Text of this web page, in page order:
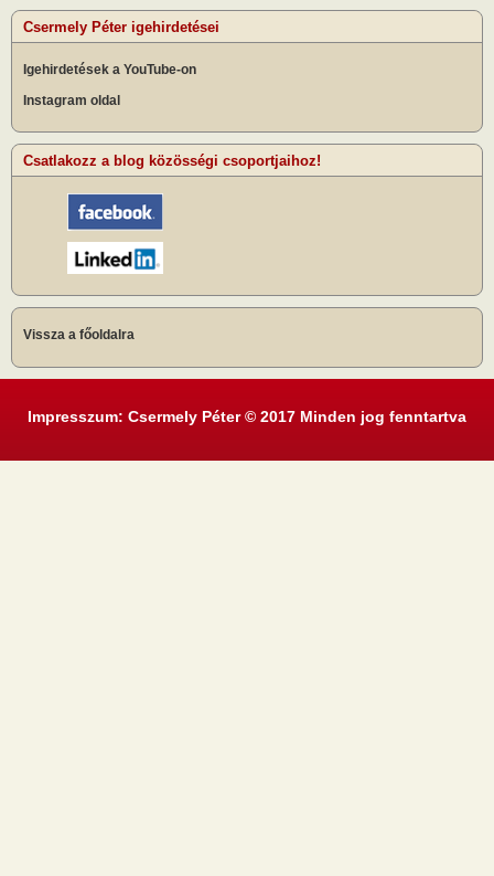
Csermely Péter igehirdetései
Igehirdetések a YouTube-on
Instagram oldal
Csatlakozz a blog közösségi csoportjaihoz!
Vissza a főoldalra
Impresszum: Csermely Péter © 2017 Minden jog fenntartva